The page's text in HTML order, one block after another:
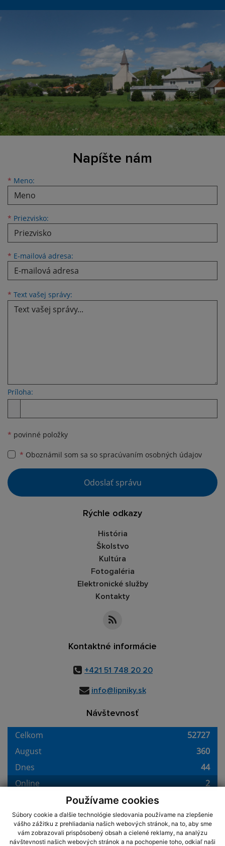
Používame cookies
Súbory cookie a ďalšie technológie sledovania používame na zlepšenie
vášho zážitku z prehliadania našich webových stránok, na to, aby sme
vám zobrazovali prispôsobený obsah a cielené reklamy, na analýzu
návštevnosti našich webových stránok a na pochopenie toho, odkiaľ naši
Napíšte nám
* Meno:
Meno
* Priezvisko:
Priezvisko
* E-mailová adresa:
E-mailová adresa
* Text vašej správy:
Príloha:
* povinné položky
* Oboznámil som sa so spracúvaním osobných údajov
Google reCaptcha Response
Odoslať správu
Rýchle odkazy
História
Školstvo
Kultúra
Fotogaléria
Elektronické služby
Kontakty
Kontaktné informácie
+421 51 748 20 20
info@lipniky.sk
Návštevnosť
využite možnosť získavania aktuálnych informácií s využitím RSS
CMS systém (redakčný) systém ECHELON 2,Mapa stránok,web portál